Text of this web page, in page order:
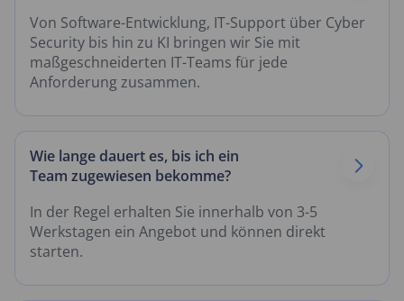
Von Software-Entwicklung, IT-Support über Cyber
Security bis hin zu KI bringen wir Sie mit
maßgeschneiderten IT-Teams für jede
Anforderung zusammen.
Wie lange dauert es, bis ich ein
Team zugewiesen bekomme?
In der Regel erhalten Sie innerhalb von 3-5
Werkstagen ein Angebot und können direkt
starten.